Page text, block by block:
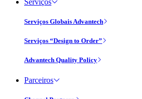
Serviços
Serviços Globais Advantech
Serviços “Design to Order”
Advantech Quality Policy
Parceiros